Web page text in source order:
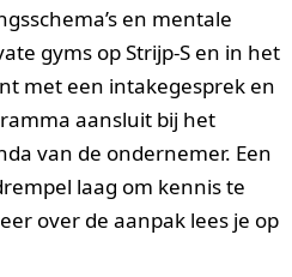
en mentale
gyms op Strijp-S en in het
met een intakegesprek en
aansluit bij het
van de ondernemer. Een
laag om kennis te
over de aanpak lees je op